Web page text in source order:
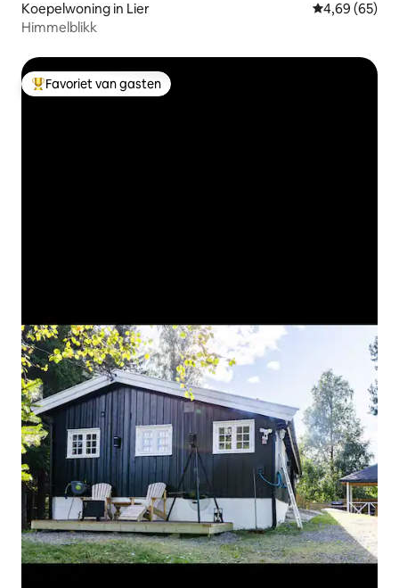
Koepelwoning in Lier Gemiddelde
4,69 (65)
Himmelblikk
Topfavoriet van gasten
Favoriet van gasten